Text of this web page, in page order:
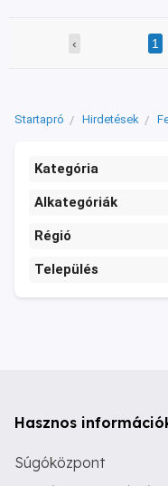
‹ 1
Startapró Hirdetések
Kategória
Alkategóriák
Régió
Település
Hasznos
Súgóközpont